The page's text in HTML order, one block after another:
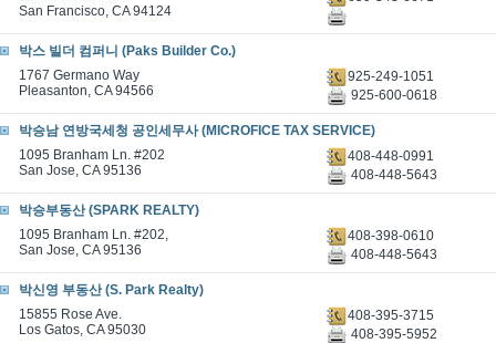
San Francisco, CA 94124
박스 빌더 컴퍼니 (Paks Builder Co.)
1767 Germano Way
Pleasanton, CA 94566
925-249-1051
925-600-0618
박승남 연방국세청 공인세무사 (MICROFICE TAX SERVICE)
1095 Branham Ln. #202
San Jose, CA 95136
408-448-0991
408-448-5643
박승부동산 (SPARK REALTY)
1095 Branham Ln. #202,
San Jose, CA 95136
408-398-0610
408-448-5643
박신영 부동산 (S. Park Realty)
15855 Rose Ave.
Los Gatos, CA 95030
408-395-3715
408-395-5952